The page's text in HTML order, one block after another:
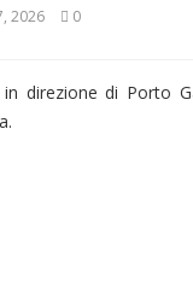
2026 0
direzione di Porto